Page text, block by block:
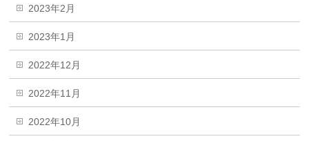
2023年2月
2023年1月
2022年12月
2022年11月
2022年10月